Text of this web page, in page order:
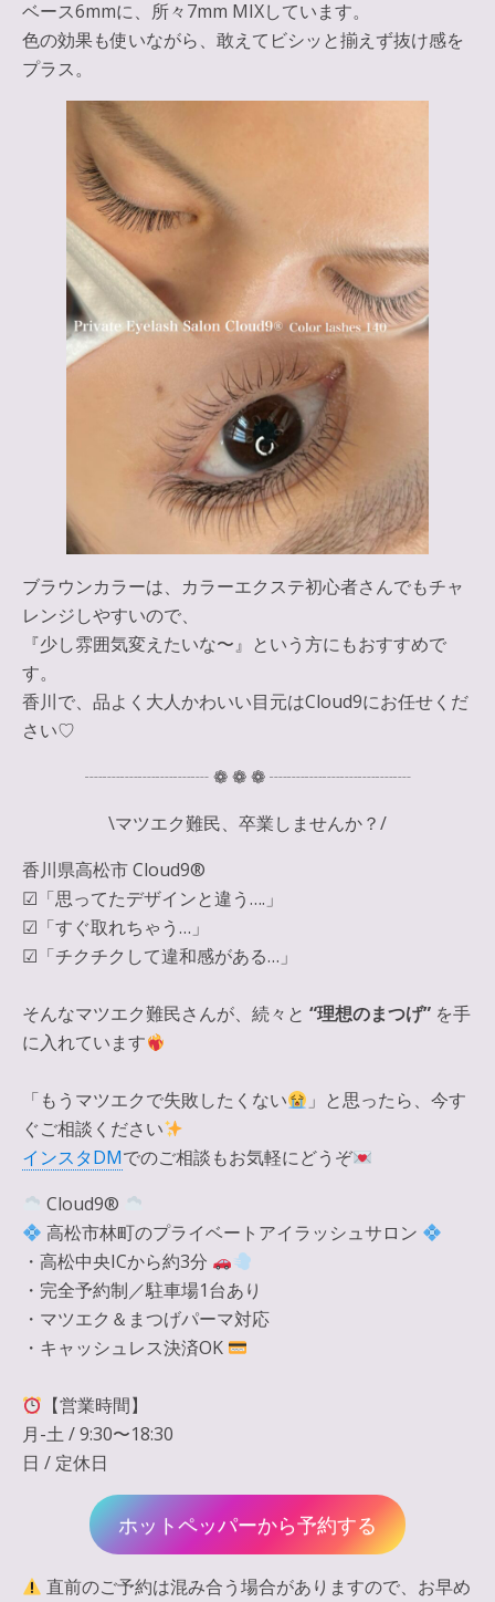
ベース6mmに、所々7mm MIXしています。
色の効果も使いながら、敢えてビシッと揃えず抜け感を
プラス。
ブラウンカラーは、カラーエクステ初心者さんでもチャ
レンジしやすいので、
『少し雰囲気変えたいな〜』という方にもおすすめで
す。
香川で、品よく大人かわいい目元はCloud9にお任せくだ
さい♡
┈┈┈┈┈┈┈ ❁ ❁ ❁ ┈┈┈┈┈┈┈┈
\マツエク難民、卒業しませんか？/
香川県高松市 Cloud9®
☑︎「思ってたデザインと違う….」
☑︎「すぐ取れちゃう…」
☑︎「チクチクして違和感がある…」
そんなマツエク難民さんが、続々と “理想のまつげ” を手
に入れています
「もうマツエクで失敗したくない
」と思ったら、今す
ぐご相談ください
インスタDMでのご相談もお気軽にどうぞ
Cloud9®
高松市林町のプライベートアイラッシュサロン
・高松中央ICから約3分
・完全予約制／駐車場1台あり
・マツエク＆まつげパーマ対応
・キャッシュレス決済OK
【営業時間】
月-土 / 9:30〜18:30
日 / 定休日
ホットペッパーから予約する
直前のご予約は混み合う場合がありますので、お早め